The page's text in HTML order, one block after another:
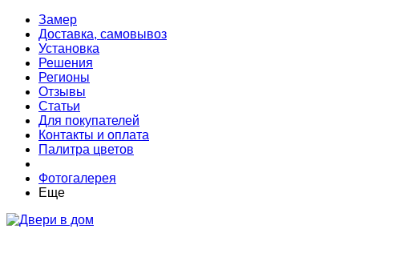
Замер
Доставка, самовывоз
Установка
Решения
Регионы
Отзывы
Статьи
Для покупателей
Контакты и оплата
Палитра цветов
Фотогалерея
Еще